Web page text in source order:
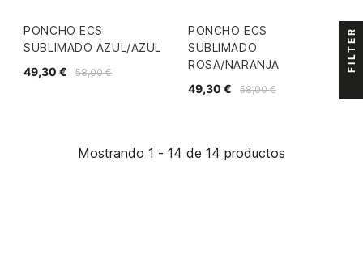
PONCHO ECS
SUBLIMADO AZUL/AZUL
58,00 €
49,30 €
PONCHO ECS
SUBLIMADO
ROSA/NARANJA
58,00 €
49,30 €
Mostrando 1 - 14 de 14 productos
FILTER